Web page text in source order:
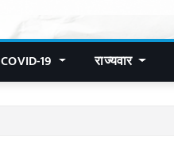
COVID-19 राज्यवार